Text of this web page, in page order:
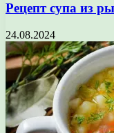
Рецепт супа из
24.08.2024